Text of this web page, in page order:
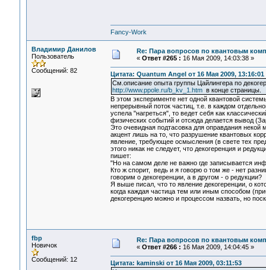
Fancy-Work
Владимир Данилов
Пользователь
Сообщений: 82
Re: Пара вопросов по квантовым
« Ответ #265 : 16 Мая 2009, 14:03:38 »
Цитата: Quantum Angel от 16 Мая 2009, 13:16:01
См.описание опыта группы Цайлингера по
http://www.ppole.ru/b_kv_1.htmв конце страницы.
В этом эксперименте нет одной квантовой
непрерывный поток частиц, т.е. в каждом
успела "нагреться", то ведет себя как
физических событий и отсюда делается вывод
Это очевидная подтасовка для оправдания
акцент лишь на то, что разрушение квантовых
явление, требующее осмысления (в свете тех
этого никак не следует, что декогеренция и
пишет:
"Но на самом деле не важно где записывается
Кто ж спорит, ведь и я говорю о том же - нет
говорим о декогеренции, а в другом - о редукции?
Я выше писал, что то явление декогеренции, о
когда каждая частица тем или иным способом
декогеренцию можно и процессом назвать, но
fbp
Новичок
Сообщений: 12
Re: Пара вопросов по квантовым
« Ответ #266 : 16 Мая 2009, 14:04:45 »
Цитата: kaminski от 16 Мая 2009, 03:11:53